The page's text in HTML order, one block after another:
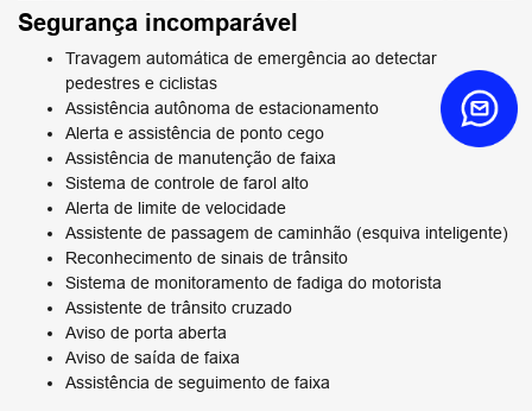
Segurança incomparável
Travagem automática de emergência ao detectar
pedestres e ciclistas
Assistência autônoma de estacionamento
Alerta e assistência de ponto cego
Assistência de manutenção de faixa
Sistema de controle de farol alto
Alerta de limite de velocidade
Assistente de passagem de caminhão (esquiva inteligente)
Reconhecimento de sinais de trânsito
Sistema de monitoramento de fadiga do motorista
Assistente de trânsito cruzado
Aviso de porta aberta
Aviso de saída de faixa
Assistência de seguimento de faixa